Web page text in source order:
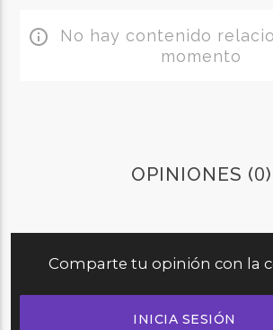
info_outline No hay contenido
momento
OPINIONES (0)
Comparte tu opinión con la
INICIA SESIÓN